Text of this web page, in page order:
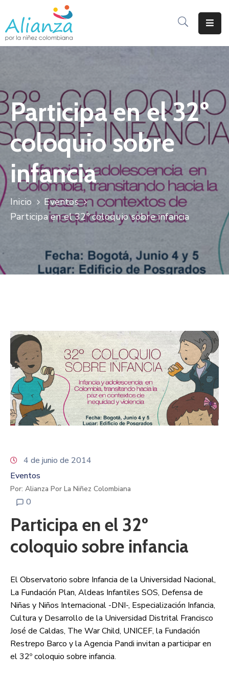
Inicio
Documentos
Prensa
Sé
Parte
Alianza
Participación
De
Contáctanos
Participa en el 32º
coloquio sobre
infancia
Inicio
Eventos
Participa en el 32º coloquio sobre infancia
4 de junio de 2014
Eventos
Por: Alianza Por La Niñez Colombiana
0
Participa en el 32º
coloquio sobre infancia
El Observatorio sobre Infancia de la Universidad Nacional,
La Fundación Plan, Aldeas Infantiles SOS, Defensa de
Niñas y Niños Internacional -DNI-, Especialización Infancia,
Cultura y Desarrollo de la Universidad Distrital Francisco
José de Caldas, The War Child, UNICEF, la Fundación
Restrepo Barco y la Agencia Pandi invitan a participar en
el 32º coloquio sobre infancia.